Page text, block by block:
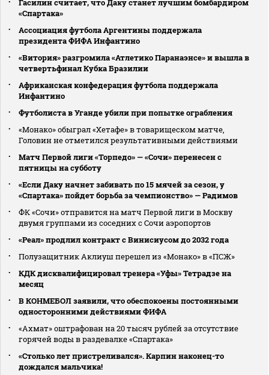
Гасилин считает, что Даку станет лучшим бомбардиром
«Спартака»
Ассоциация футбола Аргентины поддержала
президента ФИФА Инфантино
«Витория» разгромила «Атлетико Паранаэнсе» и вышла в
четвертьфинал Кубка Бразилии
Африканская конфедерация футбола поддержала
Инфантино
Футболиста в Уганде убили при попытке ограбления
«Монако» обыграл «Хетафе» в товарищеском матче,
Головин не отметился результативными действиями
Матч Первой лиги «Торпедо» — «Сочи» перенесен с
пятницы на субботу
«Если Даку начнет забивать по 15 мячей за сезон, у
«Спартака» пойдет борьба за чемпионство» — Радимов
ФК «Сочи» отправится на матч Первой лиги в Москву
двумя группами из соседних с Сочи аэропортов
«Реал» продлил контракт с Винисиусом до 2032 года
Полузащитник Аклиуш перешел из «Монако» в «ПСЖ»
КДК дисквалифицировал тренера «Уфы» Тетрадзе на
месяц
В КОНМЕБОЛ заявили, что обеспокоены постоянными
односторонними действиями ФИФА
«Ахмат» оштрафован на 20 тысяч рублей за отсутствие
горячей воды в раздевалке «Спартака»
«Столько лет пристреливался». Карпин наконец-то
дождался мальчика!